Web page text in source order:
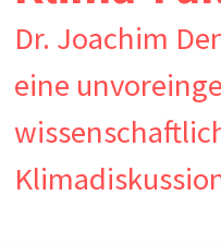
Dr. Joachim
eine